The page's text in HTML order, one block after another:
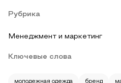
Рубрика
Менеджмент и маркетинг
Ключевые слова
молодежная одежда бренд